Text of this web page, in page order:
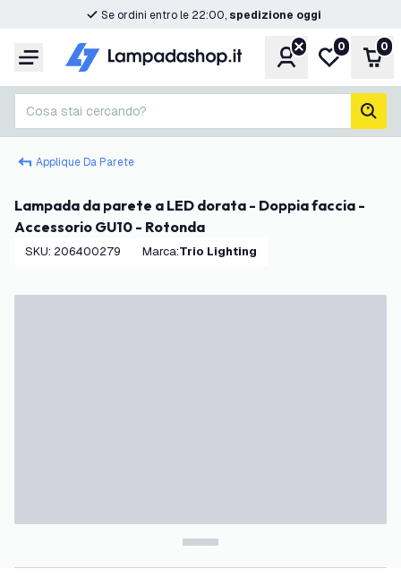
Se ordini entro le 22:00, spedizione oggi
Menu Account
Lista
0 0
Cosa stai cercando?
Applique Da Parete
Lampada da parete a LED dorata - Doppia faccia -
Accessorio GU10 - Rotonda
SKU: 206400279 Marca: Trio Lighting